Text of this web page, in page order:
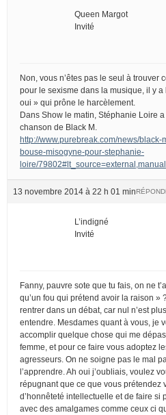
Queen Margot
Invité
Non, vous n’êtes pas le seul à trouver
pour le sexisme dans la musique, il y a
oui » qui prône le harcèlement.
Dans Show le matin, Stéphanie Loire
chanson de Black M.
http://www.purebreak.com/news/
bouse-misogyne-pour-stephanie-
loire/79802#lt_source=external,manual
13 novembre 2014 à 22 h 01 min
L’indigné
Invité
Fanny, pauvre sote que tu fais, on ne
qu’un fou qui prétend avoir la raison »
rentrer dans un débat, car nul n’est
entendre. Mesdames quant à vous, je
accomplir quelque chose qui me
femme, et pour ce faire vous adoptez
agresseurs. On ne soigne pas le mal
l’apprendre. Ah oui j’oubliais, voulez
répugnant que ce que vous prétendez
d’honnêteté intellectuelle et de faire si
avec des amalgames comme ceux ci